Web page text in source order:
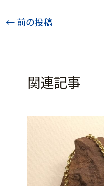
投
←前の投稿
関連記事